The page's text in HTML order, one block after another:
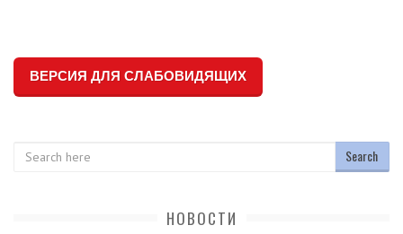
ВЕРСИЯ ДЛЯ СЛАБОВИДЯЩИХ
НОВОСТИ